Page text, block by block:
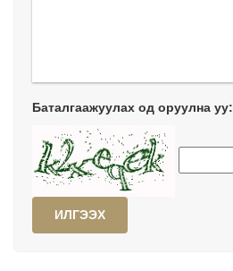
Баталгаажуулах од оруулна уу:
ИЛГЭЭХ